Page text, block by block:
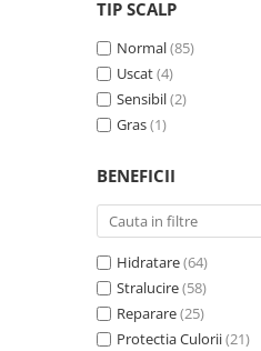
TIP SCALP
Normal(85)
Uscat(4)
Sensibil(2)
Gras(1)
BENEFICII
Hidratare(64)
Stralucire(58)
Reparare(25)
Protectia Culorii(21)